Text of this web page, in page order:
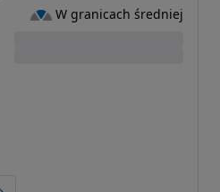
W granicach średniej